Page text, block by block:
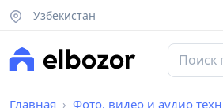
Узбекистан
Главная Фото, видео и аудио